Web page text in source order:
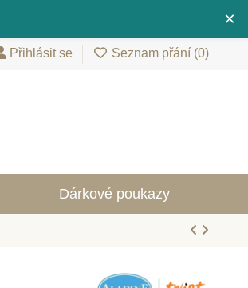
×
Přihlásit se Seznam přání (0)
Dárkové poukazy